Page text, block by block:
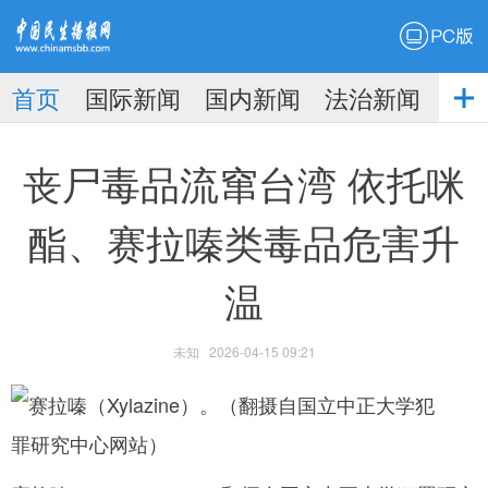
播
首页 国际新闻 国内新闻 法治新闻
社
丧尸毒品流窜台湾 依托咪
酯、赛拉嗪类毒品危害升
温
未知 2026-04-15 09:21